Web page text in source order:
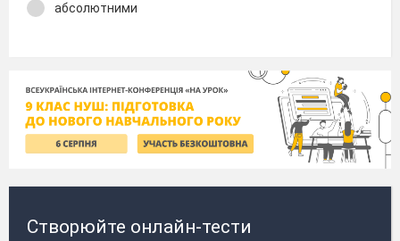
абсолютними
Створюйте онлайн-тести